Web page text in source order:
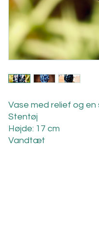
Vase med relief og
Stentøj
Højde: 17 cm
Vandtæt